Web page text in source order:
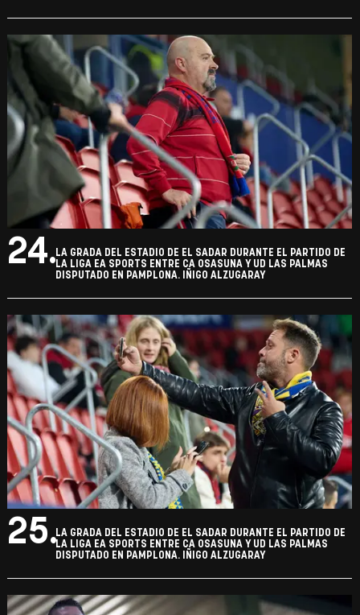
24.LA GRADA DEL ESTADIO DE EL SADAR DURANTE EL PARTIDO DE
LA LIGA EA SPORTS ENTRE CA OSASUNA Y UD LAS PALMAS
DISPUTADO EN PAMPLONA. IÑIGO ALZUGARAY
25.LA GRADA DEL ESTADIO DE EL SADAR DURANTE EL PARTIDO DE
LA LIGA EA SPORTS ENTRE CA OSASUNA Y UD LAS PALMAS
DISPUTADO EN PAMPLONA. IÑIGO ALZUGARAY